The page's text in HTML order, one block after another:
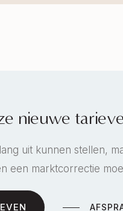
nieuwe
uit kunnen stellen,
een marktcorrectie